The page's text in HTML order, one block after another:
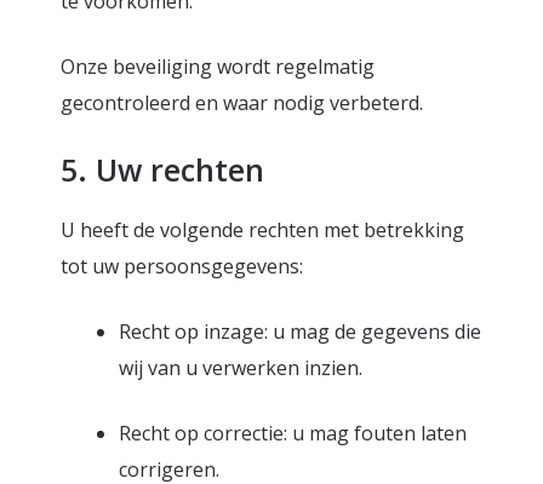
Onze beveiliging wordt regelmatig
gecontroleerd en waar nodig verbeterd.
5. Uw rechten
U heeft de volgende rechten met betrekking
tot uw persoonsgegevens:
Recht op inzage: u mag de gegevens die
wij van u verwerken inzien.
Recht op correctie: u mag fouten laten
corrigeren.